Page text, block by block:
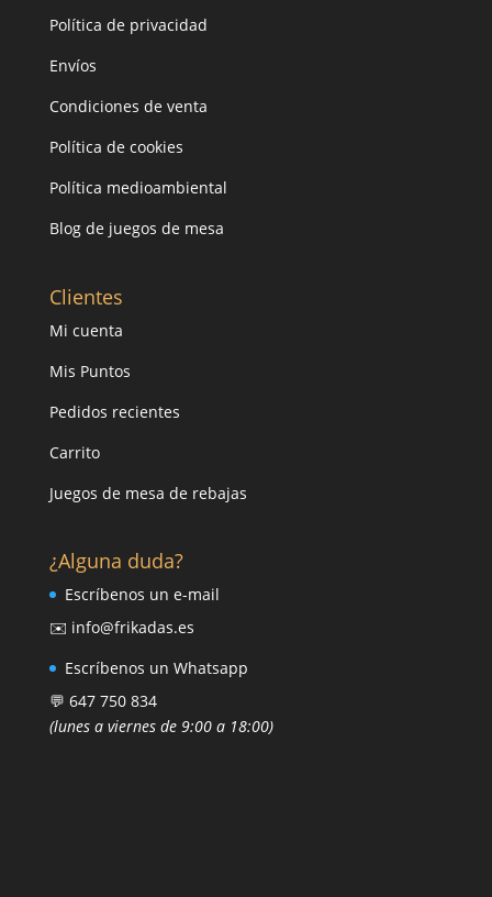
Política de privacidad
Envíos
Condiciones de venta
Política de cookies
Política medioambiental
Blog de juegos de mesa
Clientes
Mi cuenta
Mis Puntos
Pedidos recientes
Carrito
Juegos de mesa de rebajas
¿Alguna duda?
Escríbenos un e-mail
✉️ info@frikadas.es
Escríbenos un Whatsapp
💬 647 750 834
(lunes a viernes de 9:00 a 18:00)